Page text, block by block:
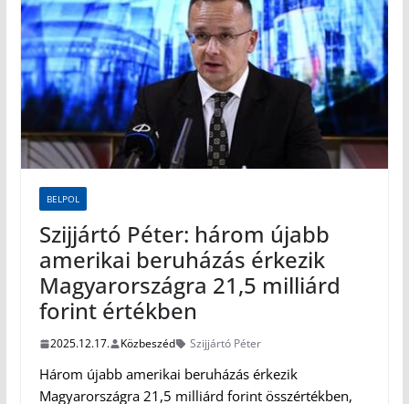
BELPOL
Szijjártó Péter: három újabb
amerikai beruházás érkezik
Magyarországra 21,5 milliárd
forint értékben
2025.12.17. Közbeszéd Szijjártó Péter
Három újabb amerikai beruházás érkezik
Magyarországra 21,5 milliárd forint összértékben,